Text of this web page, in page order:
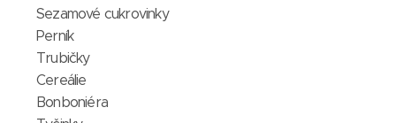
Sezamové cukrovinky
Perník
Trubičky
Cereálie
Bonboniéra